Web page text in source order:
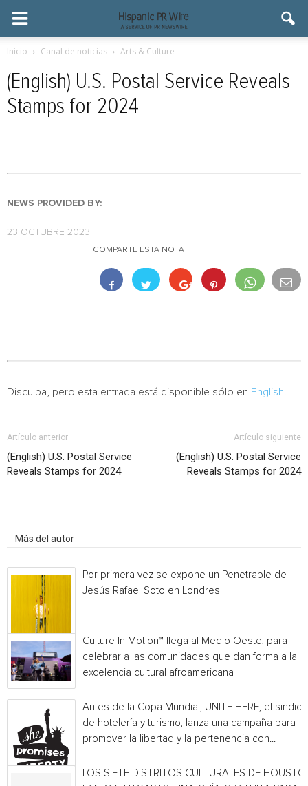
Inicio Canal de noticias Arts & Culture
(English) U.S. Postal Service Reveals
Stamps for 2024
NEWS PROVIDED BY:
23 OCTUBRE 2023
COMPARTE ESTA NOTA
Disculpa, pero esta entrada está disponible sólo en English
Artículo anterior
(English) U.S. Postal Service
Reveals Stamps for 2024
Artículo siguiente
(English) U.S. Postal Service
Reveals Stamps for 2024
Más del autor
Por primera vez se expone un Penetrable de
Jesús Rafael Soto en Londres
Culture In Motion™ llega al Medio Oeste, para
celebrar a las comunidades que dan forma a la
excelencia cultural afroamericana
Antes de la Copa Mundial, UNITE HERE, el
de hotelería y turismo, lanza una campaña para
promover la libertad y la pertenencia con...
LOS SIETE DISTRITOS CULTURALES DE